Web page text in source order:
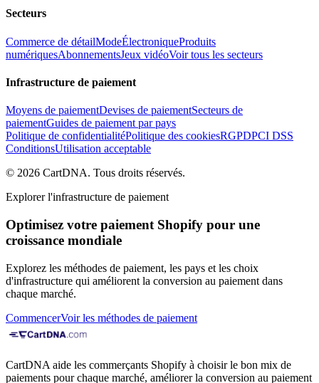
Secteurs
Commerce de détailModeÉlectroniqueProduits
numériquesAbonnementsJeux vidéoVoir tous les secteurs
Infrastructure de paiement
Moyens de paiementDevises de paiementSecteurs de
paiementGuides de paiement par pays
Politique de confidentialitéPolitique des cookiesRGPDPCI DSS
ConditionsUtilisation acceptable
© 2026 CartDNA. Tous droits réservés.
Explorer l'infrastructure de paiement
Optimisez votre paiement Shopify pour une
croissance mondiale
Explorez les méthodes de paiement, les pays et les choix
d'infrastructure qui améliorent la conversion au paiement dans
chaque marché.
CommencerVoir les méthodes de paiement
CartDNA aide les commerçants Shopify à choisir le bon mix de
paiements pour chaque marché, améliorer la conversion au paiement